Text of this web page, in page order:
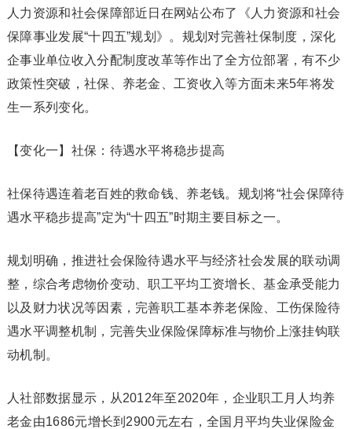
人力资源和社会保障部近日在网站公布了《人力资源和社会
保障事业发展“十四五”规划》。规划对完善社保制度，深化
企事业单位收入分配制度改革等作出了全方位部署，有不少
政策性突破，社保、养老金、工资收入等方面未来5年将发
生一系列变化。
【变化一】社保：待遇水平将稳步提高
社保待遇连着老百姓的救命钱、养老钱。规划将“社会保障待
遇水平稳步提高”定为“十四五”时期主要目标之一。
规划明确，推进社会保险待遇水平与经济社会发展的联动调
整，综合考虑物价变动、职工平均工资增长、基金承受能力
以及财力状况等因素，完善职工基本养老保险、工伤保险待
遇水平调整机制，完善失业保险保障标准与物价上涨挂钩联
动机制。
人社部数据显示，从2012年至2020年，企业职工月人均养
老金由1686元增长到2900元左右，全国月平均失业保险金